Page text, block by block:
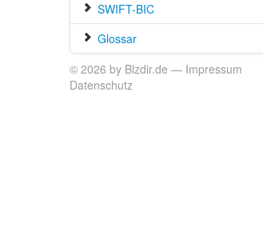
SWIFT-BIC
Glossar
© 2026 by Blzdir.de — Impressum
Datenschutz